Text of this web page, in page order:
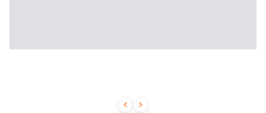
 